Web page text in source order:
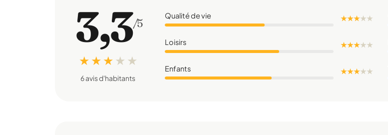
3,3/5
★ ★ ★ ★ ★
6 avis d'habitants
Qualité de vie ★ ★ ★★★
Loisirs ★ ★ ★★★
Enfants ★ ★ ★★★